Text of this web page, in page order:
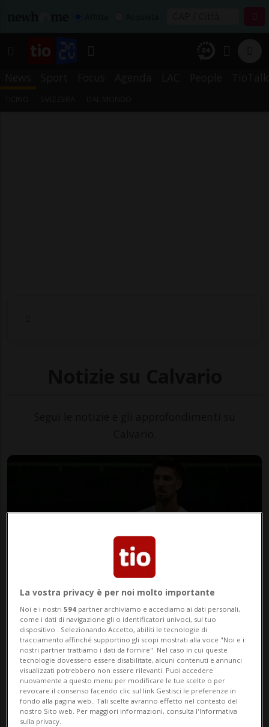
TENNIS
«La mia sfida più difficile»
La vostra privacy è per noi molto importante
Noi e i nostri594 partner archiviamo e accediamo ai dati personali,
come i dati di navigazione gli o identificatori univoci, sul tuo
dispositivo . Selezionando Accetto, abiliti le tecnologie di
tracciamento affinché supportino gli scopi mostrati alla voce "Noi e i
nostri partner trattiamo i dati da fornire". Nel caso in cui queste
tecnologie dovessero essere disabilitate, alcuni contenuti e annunci
visualizzati potrebbero non essere rilevanti. Puoi accedere
nuovamente a questo menu per modificare le tue scelte o per
revocare il consenso facendo clic sul link Gestisci le preferenze in
fondo alla pagina web.. Tali scelte avranno effetto nel contesto del
nostro Sito web. Per maggiori informazioni, consulta l'Informativa
sulla privacy.